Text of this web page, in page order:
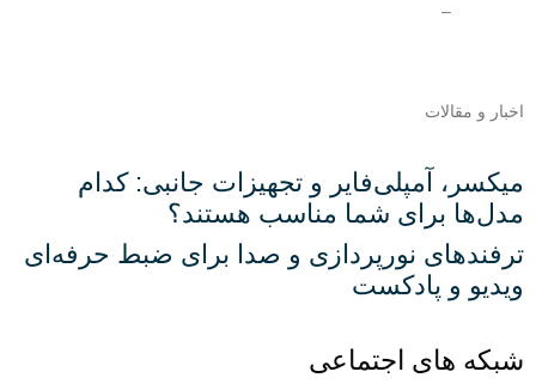
–
اخبار و مقالات
میکسر، آمپلی‌فایر و تجهیزات جانبی: کدام
مدل‌ها برای شما مناسب هستند؟
ترفندهای نورپردازی و صدا برای ضبط حرفه‌ای
ویدیو و پادکست
شبکه های اجتماعی